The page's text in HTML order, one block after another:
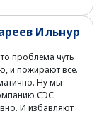
проблема чуть
и пожирают все.
Ну мы
СЭС
И избавляют